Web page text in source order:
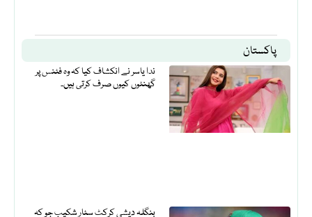
پاکستان
ندا یاسر نے انکشاف کیا کہ وہ فٹنس پر
گھنٹوں کیوں صرف کرتی ہیں۔
بنگلہ دیشی کرکٹ سٹار شکیب جو کہ